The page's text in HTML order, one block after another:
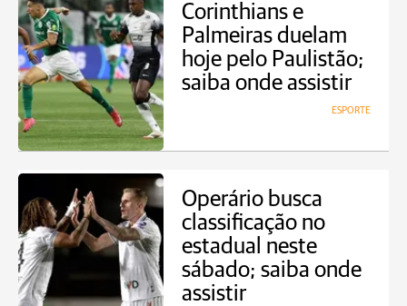
Corinthians e
Palmeiras duelam
hoje pelo Paulistão;
saiba onde assistir
ESPORTE
Operário busca
classificação no
estadual neste
sábado; saiba onde
assistir